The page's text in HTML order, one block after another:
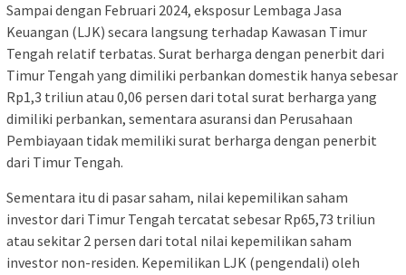
Sampai dengan Februari 2024, eksposur Lembaga Jasa
Keuangan (LJK) secara langsung terhadap Kawasan Timur
Tengah relatif terbatas. Surat berharga dengan penerbit dari
Timur Tengah yang dimiliki perbankan domestik hanya sebesar
Rp1,3 triliun atau 0,06 persen dari total surat berharga yang
dimiliki perbankan, sementara asuransi dan Perusahaan
Pembiayaan tidak memiliki surat berharga dengan penerbit
dari Timur Tengah.
Sementara itu di pasar saham, nilai kepemilikan saham
investor dari Timur Tengah tercatat sebesar Rp65,73 triliun
atau sekitar 2 persen dari total nilai kepemilikan saham
investor non-residen. Kepemilikan LJK (pengendali) oleh